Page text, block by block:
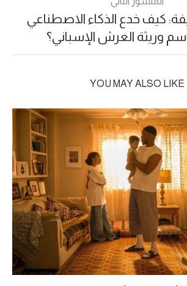
كيف خدع الذكاء الاصطناعي
وريثة العرش الإسباني؟
YOU MAY ALSO LIKE